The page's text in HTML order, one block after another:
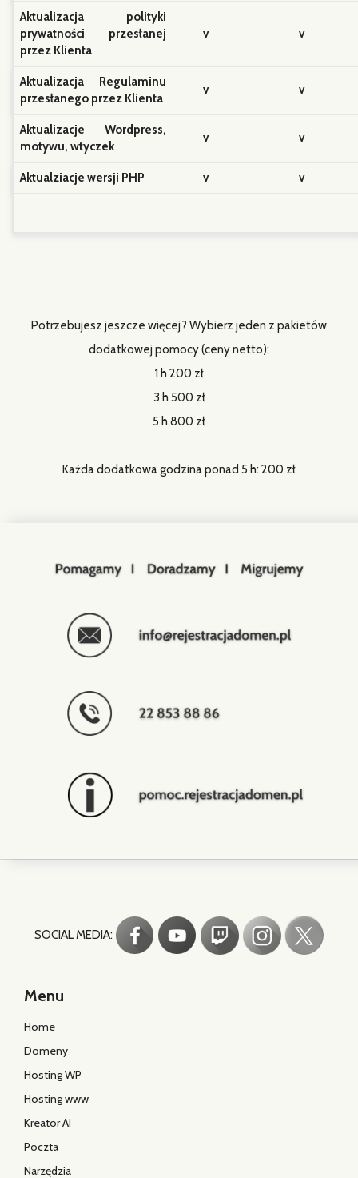
przesłanego przez Klienta
Aktualizacje Wordpress,
Aktualziacje wersji PHP
3 h 500 zł
5 h 800 zł
Każda dodatkowa godzina ponad 5 h: 200 zł
SOCIAL MEDIA:
Hosting WP
Hosting www
Kreator AI
Poczta
Narzędzia
Strony www
SSL
Ochrona danych